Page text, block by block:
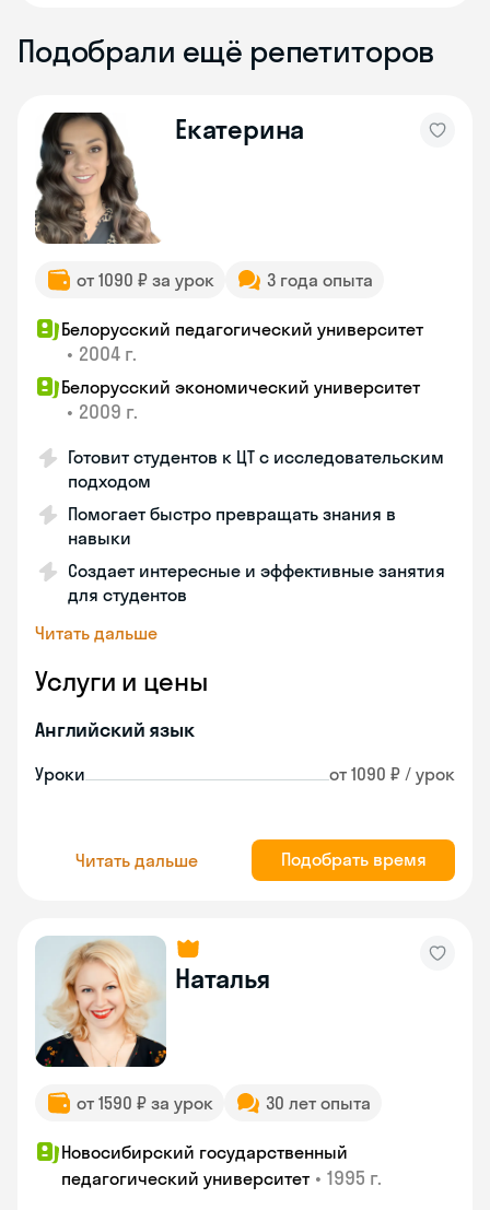
Подобрали ещё репетиторов
Екатерина
от 1090 ₽ за урок 3 года опыта
Белорусский педагогический университет
• 2004 г.
Белорусский экономический университет
• 2009 г.
Готовит студентов к ЦТ с исследовательским
подходом
Помогает быстро превращать знания в
навыки
Создает интересные и эффективные занятия
для студентов
Читать дальше
Услуги и цены
Английский язык
Уроки от 1090 ₽ / урок
Читать дальше Подобрать время
Наталья
от 1590 ₽ за урок 30 лет опыта
Новосибирский государственный
педагогический университет • 1995 г.